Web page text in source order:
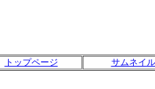
トップページ サムネイル